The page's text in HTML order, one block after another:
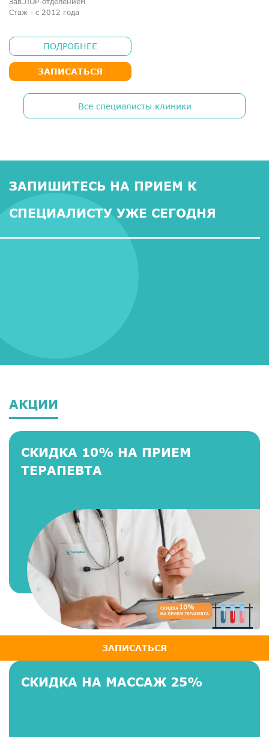
Стаж - с 2012 года
ПОДРОБНЕЕ
ЗАПИСАТЬСЯ
Все специалисты клиники
ЗАПИШИТЕСЬ НА ПРИЕМ К
СПЕЦИАЛИСТУ УЖЕ СЕГОДНЯ
АКЦИИ
СКИДКА 10% НА ПРИЕМ
ТЕРАПЕВТА
ЗАПИСАТЬСЯ
СКИДКА НА МАССАЖ 25%